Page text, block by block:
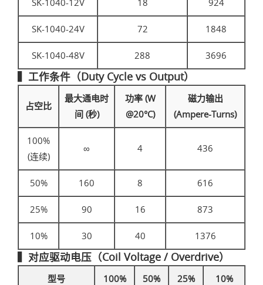
SK-1040-24V 72 1848
SK-1040-48V 288 3696
▍工作条件（Duty Cycle vs Output）
占空比
最大通电时
间 (秒)
功率 (W
@20°C)
磁力输出
(Ampere-Turns)
100%
(连续)
∞ 4 436
50% 160 8 616
25% 90 16 873
10% 30 40 1376
▍对应驱动电压（Coil Voltage / Overdrive）
型号 100% 50% 25% 10%